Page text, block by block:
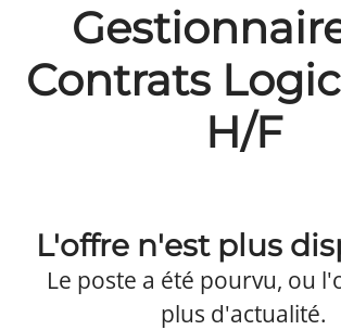
Contrats
H/F
L'offre n'est plus
Le poste a été pourvu, ou
plus d'actualité.